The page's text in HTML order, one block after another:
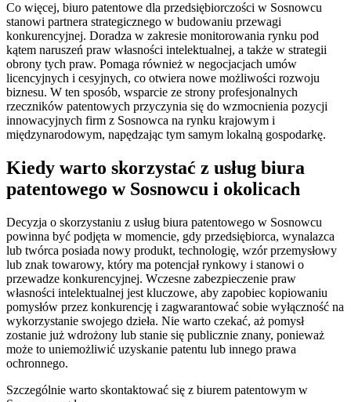
Co więcej, biuro patentowe dla przedsiębiorczości w Sosnowcu
stanowi partnera strategicznego w budowaniu przewagi
konkurencyjnej. Doradza w zakresie monitorowania rynku pod
kątem naruszeń praw własności intelektualnej, a także w strategii
obrony tych praw. Pomaga również w negocjacjach umów
licencyjnych i cesyjnych, co otwiera nowe możliwości rozwoju
biznesu. W ten sposób, wsparcie ze strony profesjonalnych
rzeczników patentowych przyczynia się do wzmocnienia pozycji
innowacyjnych firm z Sosnowca na rynku krajowym i
międzynarodowym, napędzając tym samym lokalną gospodarkę.
Kiedy warto skorzystać z usług biura
patentowego w Sosnowcu i okolicach
Decyzja o skorzystaniu z usług biura patentowego w Sosnowcu
powinna być podjęta w momencie, gdy przedsiębiorca, wynalazca
lub twórca posiada nowy produkt, technologię, wzór przemysłowy
lub znak towarowy, który ma potencjał rynkowy i stanowi o
przewadze konkurencyjnej. Wczesne zabezpieczenie praw
własności intelektualnej jest kluczowe, aby zapobiec kopiowaniu
pomysłów przez konkurencję i zagwarantować sobie wyłączność na
wykorzystanie swojego dzieła. Nie warto czekać, aż pomysł
zostanie już wdrożony lub stanie się publicznie znany, ponieważ
może to uniemożliwić uzyskanie patentu lub innego prawa
ochronnego.
Szczególnie warto skontaktować się z biurem patentowym w